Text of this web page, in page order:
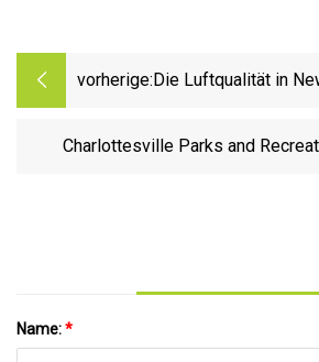
vorherige: Die Luftqualität in
schlechtesten der
Charlottesville Parks and
Name:*